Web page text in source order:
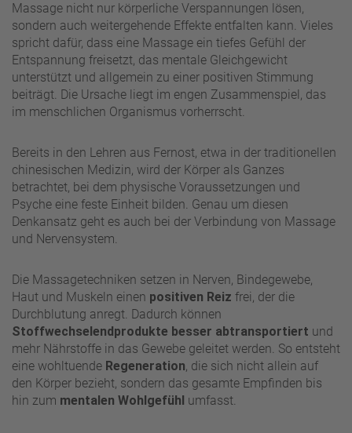
Massage nicht nur körperliche Verspannungen lösen,
sondern auch weitergehende Effekte entfalten kann. Vieles
spricht dafür, dass eine Massage ein tiefes Gefühl der
Entspannung freisetzt, das mentale Gleichgewicht
unterstützt und allgemein zu einer positiven Stimmung
beiträgt. Die Ursache liegt im engen Zusammenspiel, das
im menschlichen Organismus vorherrscht.
Bereits in den Lehren aus Fernost, etwa in der traditionellen
chinesischen Medizin, wird der Körper als Ganzes
betrachtet, bei dem physische Voraussetzungen und
Psyche eine feste Einheit bilden. Genau um diesen
Denkansatz geht es auch bei der Verbindung von Massage
und Nervensystem.
Die Massagetechniken setzen in Nerven, Bindegewebe,
Haut und Muskeln einen positiven Reiz frei, der die
Durchblutung anregt. Dadurch können
Stoffwechselendprodukte besser abtransportiert und
mehr Nährstoffe in das Gewebe geleitet werden. So entsteht
eine wohltuende Regeneration, die sich nicht allein auf
den Körper bezieht, sondern das gesamte Empfinden bis
hin zum mentalen Wohlgefühl umfasst.